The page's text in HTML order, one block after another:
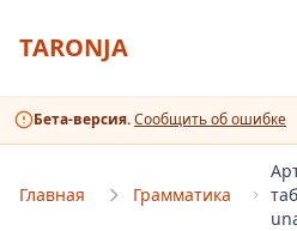
TARONJA
Бета-версия.Сообщить об ошибке
Главная Грамматика